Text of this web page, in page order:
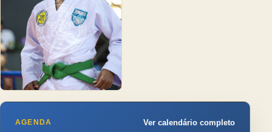
AGENDA Ver calendário completo